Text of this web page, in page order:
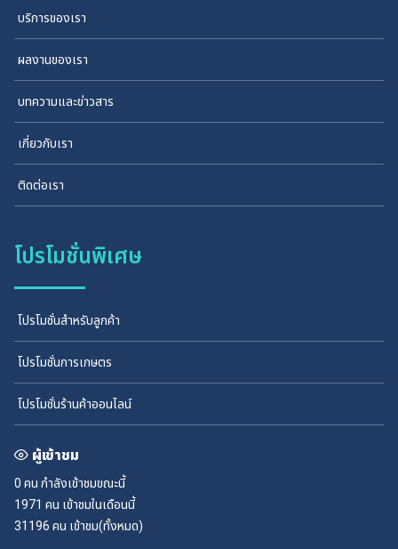
บริการของเรา
ผลงานของเรา
บทความและข่าวสาร
เกี่ยวกับเรา
ติดต่อเรา
โปรโมชั่นพิเศษ
โปรโมชั่นสำหรับลูกค้า
โปรโมชั่นการเกษตร
โปรโมชั่นร้านค้าออนไลน์
ผู้เข้าชม
0 คน กำลังเข้าชมขณะนี้
1971 คน เข้าชมในเดือนนี้
31196 คน เข้าชม(ทั้งหมด)